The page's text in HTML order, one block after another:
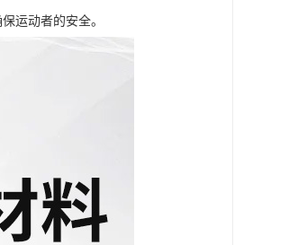
运动者的安全。